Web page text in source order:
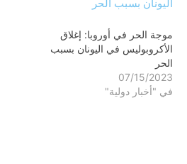
موجة الحر في أوروبا: إغلاق
الأكروبوليس في اليونان بسبب
الحر
07/15/2023
في "أخبار دولية"